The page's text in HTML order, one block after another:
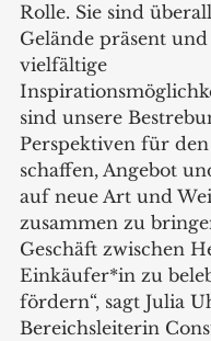
Rolle. Sie sind
Gelände präsent
vielfältige
sind unsere
Perspektiven für
schaffen, Angebot
auf neue Art und
zusammen zu
Geschäft zwischen
Einkäufer*in zu
fördern“, sagt Julia
Bereichsleiterin